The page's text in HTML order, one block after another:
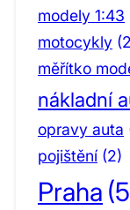
modely 1:43
motocykly
měřítko
nákladní
opravy auta
pojištění (2)
Praha